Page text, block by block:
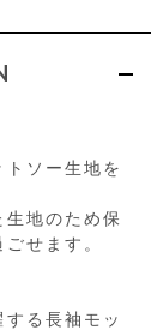
ソー生地を
地のため保
せます。
る長袖モッ